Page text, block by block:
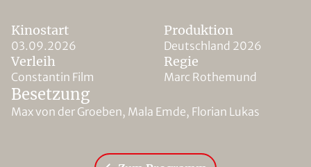
Kinostart
03.09.2026
Produktion
Deutschland 2026
Verleih
Constantin Film
Regie
Marc Rothemund
Besetzung
Max von der Groeben, Mala Emde, Florian Lukas